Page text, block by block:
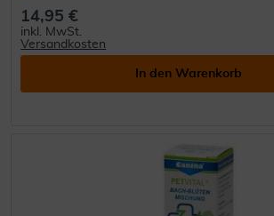
14,95 €
inkl. MwSt.
Versandkosten
In den Warenkorb